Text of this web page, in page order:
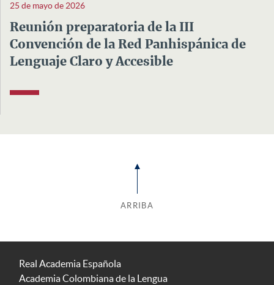
25 de mayo de 2026
Reunión preparatoria de la III
Convención de la Red Panhispánica de
Lenguaje Claro y Accesible
ARRIBA
Real Academia Española
Academia Colombiana de la Lengua